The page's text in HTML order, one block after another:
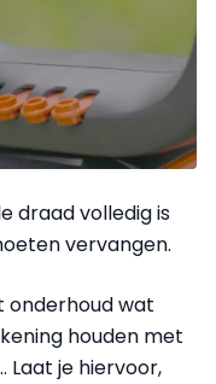
draad volledig is
vervangen.
onderhoud wat
houden met
Laat je hiervoor,